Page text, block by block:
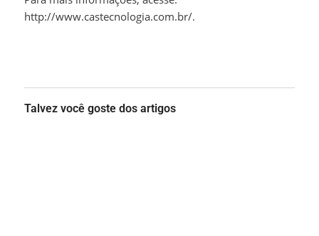
http://www.castecnologia.com.br/.
Talvez você goste dos artigos